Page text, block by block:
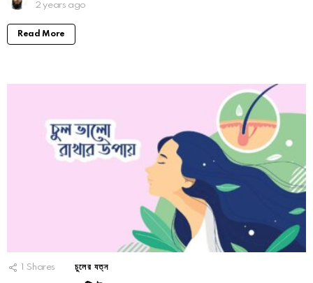
2 years ago
Read More
Shares চুলের যত্ন